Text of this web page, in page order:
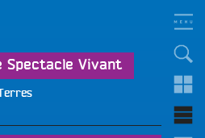
LE MONDE !
Spectacle Vivant